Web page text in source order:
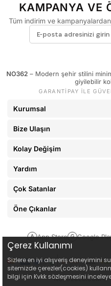
94 - 110 kg
KAMPANYA VE
Tüm indirim ve
NO362 – Modern şehir stilini
giyilebilir
GARANTİPAY İLE
Kurumsal
Bize Ulaşın
Kolay Değişim
Yardım
Çok Satanlar
Öne Çıkanlar
A App Store G Google
NO362CLO.COM©
Çerez Kullanımı
Sizlere en iyi alışveriş deneyimini
sitemizde çerezler(cookies)
bilgi için Kvkk sözleşmesini